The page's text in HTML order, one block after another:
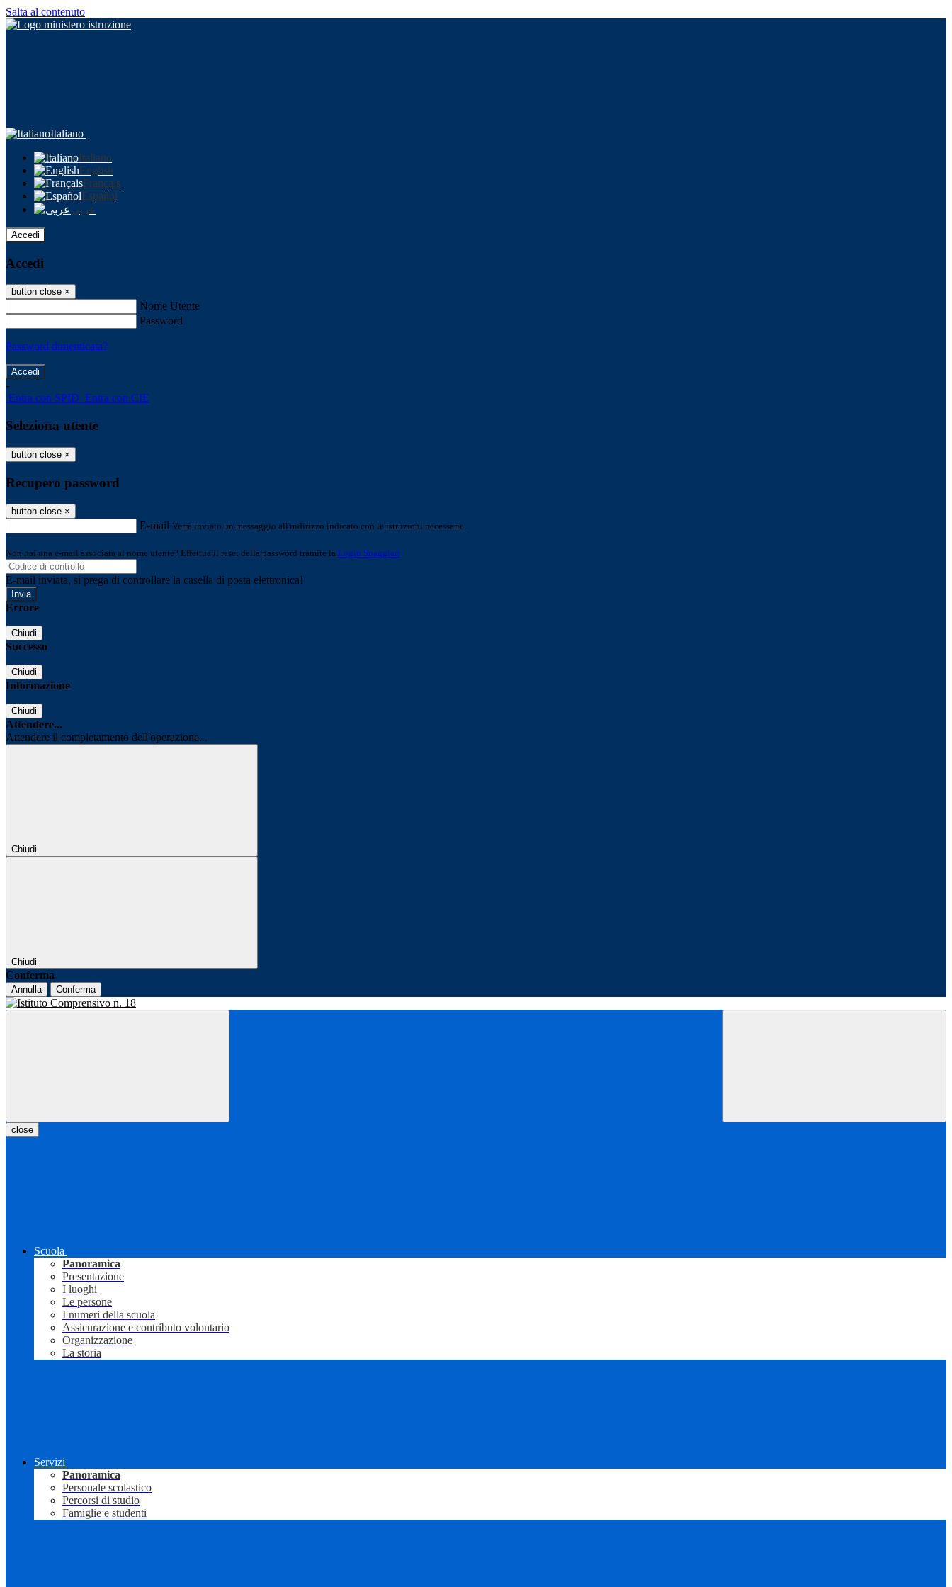
Salta al contenuto
Italiano
Italiano
English
Français
Español
عربى
Accedi
Accedi
button close ×
Nome Utente
Password
Password dimenticata?
-
Entra con SPID Entra con CIE
Seleziona utente
button close ×
Recupero password
button close ×
E-mail Verrà inviato un messaggio all'indirizzo indicato con le istruzioni necessarie.
Non hai una e-mail associata al nome utente? Effettua il reset della password tramite la Login Spaggiari
E-mail inviata, si prega di controllare la casella di posta elettronica!
Errore
Chiudi
Successo
Chiudi
Informazione
Chiudi
Attendere...
Attendere il completamento dell'operazione...
Chiudi
Chiudi
Conferma
Annulla Conferma
close
Scuola
Panoramica
Presentazione
I luoghi
Le persone
I numeri della scuola
Assicurazione e contributo volontario
Organizzazione
La storia
Servizi
Panoramica
Personale scolastico
Percorsi di studio
Famiglie e studenti